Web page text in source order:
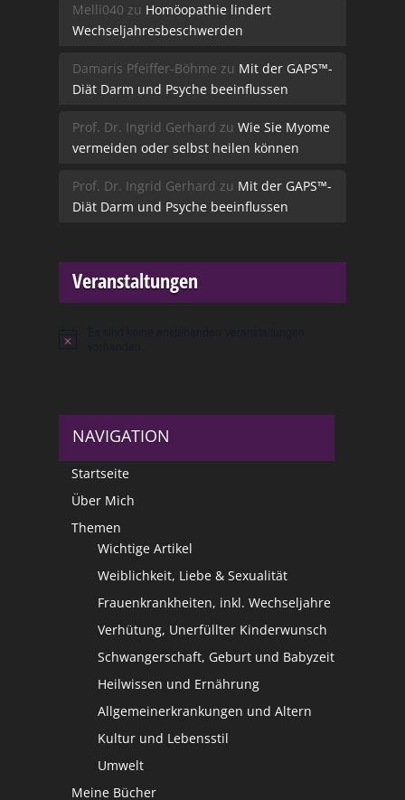
Melli040 zu Homöopathie lindert
Wechseljahresbeschwerden
Damaris Pfeiffer-Böhme zu Mit der GAPS™-
Diät Darm und Psyche beeinflussen
Prof. Dr. Ingrid Gerhard zu Wie Sie Myome
vermeiden oder selbst heilen können
Prof. Dr. Ingrid Gerhard zu Mit der GAPS™-
Diät Darm und Psyche beeinflussen
Veranstaltungen
Hinweis
NAVIGATION
Startseite
Über Mich
Themen
Wichtige Artikel
Weiblichkeit, Liebe & Sexualität
Frauenkrankheiten, inkl. Wechseljahre
Verhütung, Unerfüllter Kinderwunsch
Schwangerschaft, Geburt und Babyzeit
Heilwissen und Ernährung
Allgemeinerkrankungen und Altern
Kultur und Lebensstil
Umwelt
Meine Bücher